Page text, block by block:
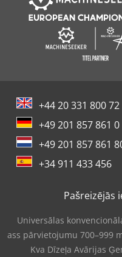
+44 20 331 800 72
+49 201 857 861 0
+49 201 857 861
+34 911 433 456
Pašreizējās
Universālas
ass pārvietojumu 700–999
Kva Dīzeļa Avārijas